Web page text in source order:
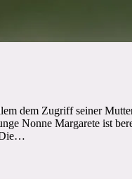
dem Zugriff seiner
Nonne Margarete ist
Die…